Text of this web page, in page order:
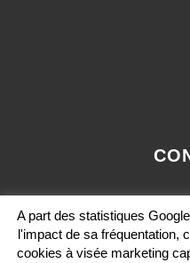
MOBILE:
A part des statistiques
l'impact de sa fréquentation,
cookies à visée marketing